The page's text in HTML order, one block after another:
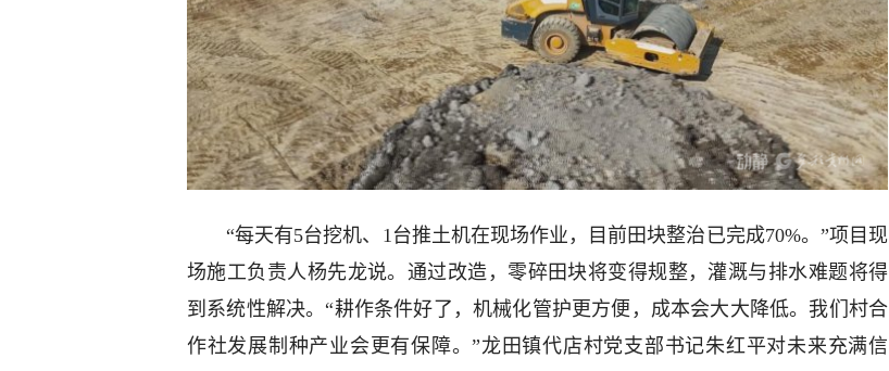
“每天有5台挖机、1台推土机在现场作业，目前田块整治已完成70%。”项目现
场施工负责人杨先龙说。通过改造，零碎田块将变得规整，灌溉与排水难题将得
到系统性解决。“耕作条件好了，机械化管护更方便，成本会大大降低。我们村合
作社发展制种产业会更有保障。”龙田镇代店村党支部书记朱红平对未来充满信